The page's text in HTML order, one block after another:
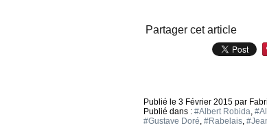
Partager cet article
Publié le 3 Février 2015 par
Publié dans : #Albert Robida,
#Gustave Doré, #Rabelais,